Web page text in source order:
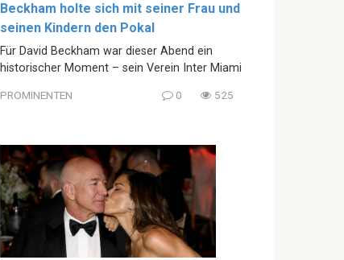
Beckham holte sich mit seiner Frau und
seinen Kindern den Pokal
Für David Beckham war dieser Abend ein
historischer Moment – sein Verein Inter Miami
PROMINENTEN 0 525